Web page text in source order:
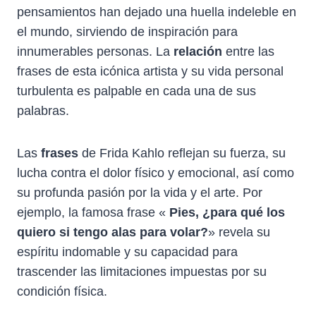
pensamientos han dejado una huella indeleble en
el mundo, sirviendo de inspiración para
innumerables personas. La relación entre las
frases de esta icónica artista y su vida personal
turbulenta es palpable en cada una de sus
palabras.
Las frases de Frida Kahlo reflejan su fuerza, su
lucha contra el dolor físico y emocional, así como
su profunda pasión por la vida y el arte. Por
ejemplo, la famosa frase « Pies, ¿para qué los
quiero si tengo alas para volar?» revela su
espíritu indomable y su capacidad para
trascender las limitaciones impuestas por su
condición física.